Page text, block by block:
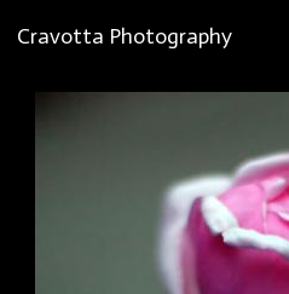
Cravotta Photography